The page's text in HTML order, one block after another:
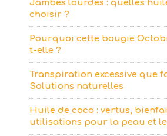
Jambes lourdes : quelles
choisir ?
Pourquoi cette bougie
t-elle ?
Transpiration excessive que
Solutions naturelles
Huile de coco : vertus,
utilisations pour la peau et